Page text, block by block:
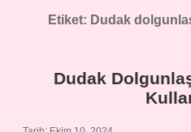
Etiket: Dudak
Dudak